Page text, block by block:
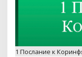
1 Послание к